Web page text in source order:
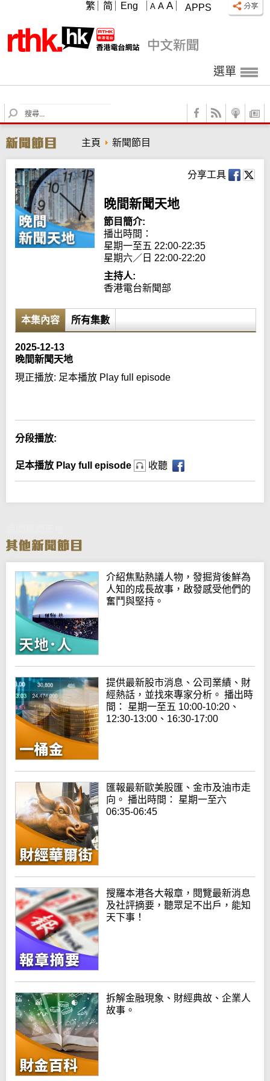
APPS
A A A
繁 简 Eng
選單
S
e
r
c
h
主頁 新聞節目
分享工具
晚間新聞天地
節目簡介:
播出時間：
星期一至五 22:00-22:35
星期六／日 22:00-22:20
主持人:
香港電台新聞部
本集內容 所有集數
2025-12-13
晚間新聞天地
現正播放: 足本播放 Play full episode
分段播放:
足本播放 Play full episode 收聽
介紹焦點熱議人物，發掘背後鮮為
人知的成長故事，啟發感受他們的
奮鬥與堅持。
提供最新股市消息、公司業績、財
經熱話，並找來專家分析。 播出時
間： 星期一至五 10:00-10:20、
12:30-13:00、16:30-17:00
匯報最新歐美股匯、金市及油市走
向。 播出時間： 星期一至六
06:35-06:45
搜羅本港各大報章，閱覽最新消息
及社評摘要，聽眾足不出戶，能知
天下事！
拆解金融現象、財經典故、企業人
故事。